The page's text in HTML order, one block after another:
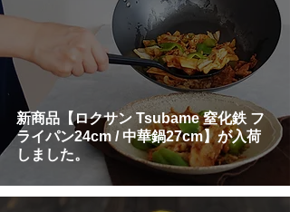
新商品【ロクサン Tsubame 窒化鉄 フ
ライパン24cm / 中華鍋27cm】が入荷
しました。